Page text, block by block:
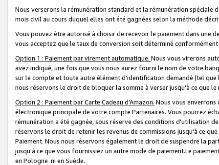
Nous verserons la rémunération standard et la rémunération spéciale
mois civil au cours duquel elles ont été gagnées selon la méthode
Vous pouvez être autorisé à choisir de recevoir le paiement dans une
vous acceptez que le taux de conversion soit déterminé
Option 1 : Paiement par virement automatique. Nous vous virerons
avez indiqué, une fois que vous nous aurez fourni le nom de votre
sur le compte et toute autre élément d'identification demandé (tel que
nous réservons le droit de bloquer la somme à verser jusqu'à ce que
Option 2 : Paiement par Carte Cadeau d’Amazon. Nous vous
électronique principale de votre compte Partenaires. Vous pourrez
rémunération a été gagnée, sous réserve des conditions d'utilisation
réservons le droit de retenir les revenus de commissions jusqu'à ce
Paiement. Nous nous réservons également le droit de suspendre la
jusqu'à ce que vous fournissiez un autre mode de paiement.Le
en Pologne ni en Suède.